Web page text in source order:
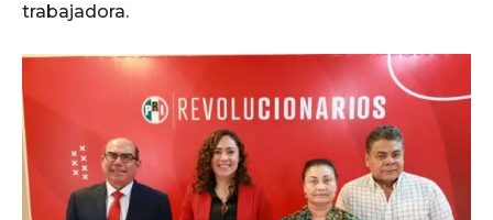
trabajadora.